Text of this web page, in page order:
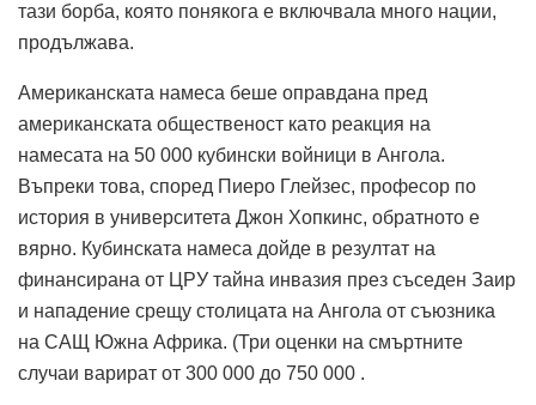
тази борба, която понякога е включвала много нации,
продължава.
Американската намеса беше оправдана пред
американската общественост като реакция на
намесата на 50 000 кубински войници в Ангола.
Въпреки това, според Пиеро Глейзес, професор по
история в университета Джон Хопкинс, обратното е
вярно. Кубинската намеса дойде в резултат на
финансирана от ЦРУ тайна инвазия през съседен Заир
и нападение срещу столицата на Ангола от съюзника
на САЩ Южна Африка. (Три оценки на смъртните
случаи варират от 300 000 до 750 000 .